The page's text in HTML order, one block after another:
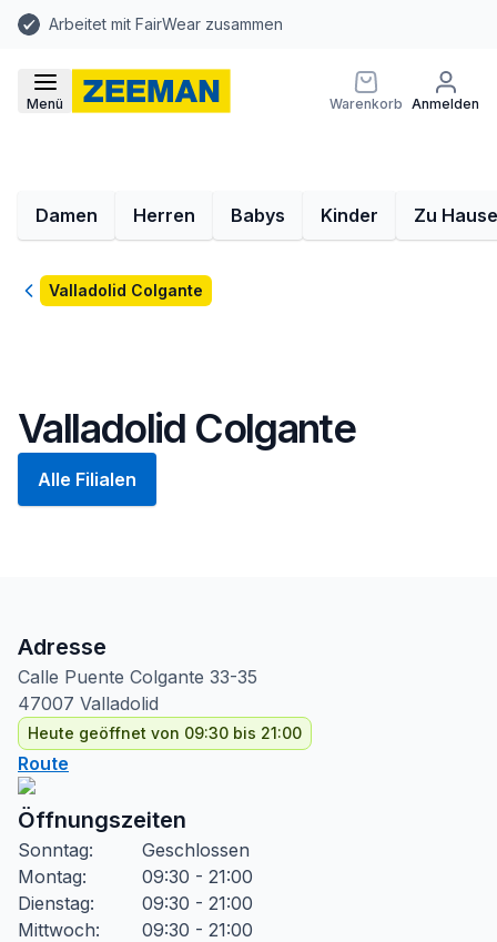
Arbeitet mit FairWear zusammen
Menü Warenkorb Anmelden
Damen Herren Babys Kinder Zu Hause
ZurückValladolid Colgante
Valladolid Colgante
Alle Filialen
Adresse
Calle Puente Colgante 33-35
47007 Valladolid
Heute geöffnet von 09:30 bis 21:00
Route
Öffnungszeiten
Sonntag:
Geschlossen
Montag:
09:30 - 21:00
Dienstag:
09:30 - 21:00
Mittwoch:
09:30 - 21:00